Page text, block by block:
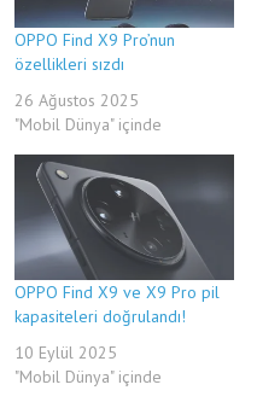
OPPO Find X9 Pro’nun
özellikleri sızdı
26 Ağustos 2025
"Mobil Dünya" içinde
OPPO Find X9 ve X9 Pro pil
kapasiteleri doğrulandı!
10 Eylül 2025
"Mobil Dünya" içinde